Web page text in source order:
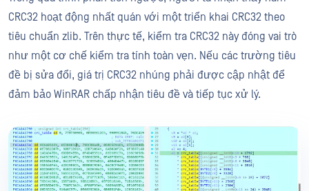
CRC32 hoạt động nhất quán với một triển khai CRC32 theo
tiêu chuẩn zlib. Trên thực tế, kiểm tra CRC32 này đóng vai trò
như một cơ chế kiểm tra tính toàn vẹn. Nếu các trường tiêu
đề bị sửa đổi, giá trị CRC32 nhúng phải được cập nhật để
đảm bảo WinRAR chấp nhận tiêu đề và tiếp tục xử lý.